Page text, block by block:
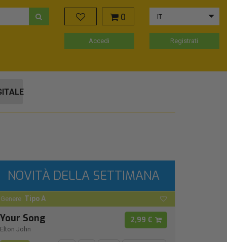
0 IT
Accedi Registrati
NOVITÀ DELLA SETTIMANA
Genere: Tipo A
Your Song
Elton John
2,99 €